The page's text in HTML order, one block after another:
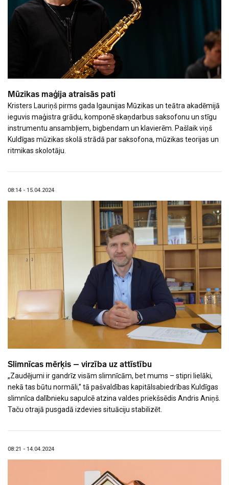
Mūzikas maģija atraisās pati
Kristers Lauriņš pirms gada Igaunijas Mūzikas un teātra akadēmijā
ieguvis maģistra grādu, komponē skaņdarbus saksofonu un stīgu
instrumentu ansambļiem, bigbendam un klavierēm. Pašlaik viņš
Kuldīgas mūzikas skolā strādā par saksofona, mūzikas teorijas un
ritmikas skolotāju.
Slimnīcas mērķis – virzība uz attīstību
„Zaudējumi ir gandrīz visām slimnīcām, bet mums – stipri lielāki,
nekā tas būtu normāli,” tā pašvaldības kapitālsabiedrības Kuldīgas
slimnīca dalībnieku sapulcē atzina valdes priekšsēdis Andris Aniņš.
Taču otrajā pusgadā izdevies situāciju stabilizēt.
08:14 - 15.04.2024
08:21 - 14.04.2024